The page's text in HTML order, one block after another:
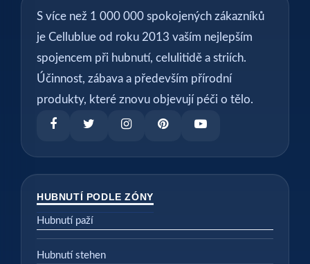
S více než 1 000 000 spokojených zákazníků
je Cellublue od roku 2013 vaším nejlepším
spojencem při hubnutí, celulitidě a striích.
Účinnost, zábava a především přírodní
produkty, které znovu objevují péči o tělo.
HUBNUTÍ PODLE ZÓNY
Hubnutí paží
Hubnutí stehen